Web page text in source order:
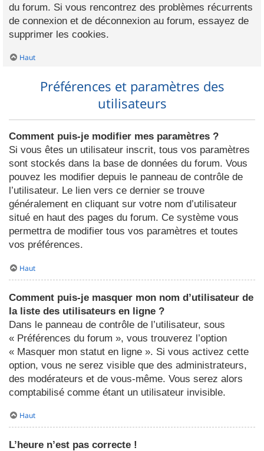
du forum. Si vous rencontrez des problèmes récurrents
de connexion et de déconnexion au forum, essayez de
supprimer les cookies.
Haut
Préférences et paramètres des
utilisateurs
Comment puis-je modifier mes paramètres ?
Si vous êtes un utilisateur inscrit, tous vos paramètres
sont stockés dans la base de données du forum. Vous
pouvez les modifier depuis le panneau de contrôle de
l’utilisateur. Le lien vers ce dernier se trouve
généralement en cliquant sur votre nom d’utilisateur
situé en haut des pages du forum. Ce système vous
permettra de modifier tous vos paramètres et toutes
vos préférences.
Haut
Comment puis-je masquer mon nom d’utilisateur de
la liste des utilisateurs en ligne ?
Dans le panneau de contrôle de l’utilisateur, sous
« Préférences du forum », vous trouverez l’option
« Masquer mon statut en ligne ». Si vous activez cette
option, vous ne serez visible que des administrateurs,
des modérateurs et de vous-même. Vous serez alors
comptabilisé comme étant un utilisateur invisible.
Haut
L’heure n’est pas correcte !